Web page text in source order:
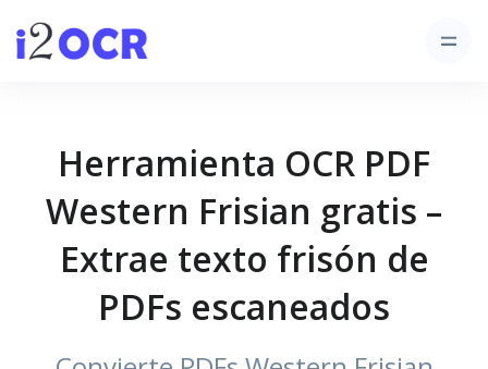
Herramienta OCR PDF
Western Frisian gratis –
Extrae texto frisón de
PDFs escaneados